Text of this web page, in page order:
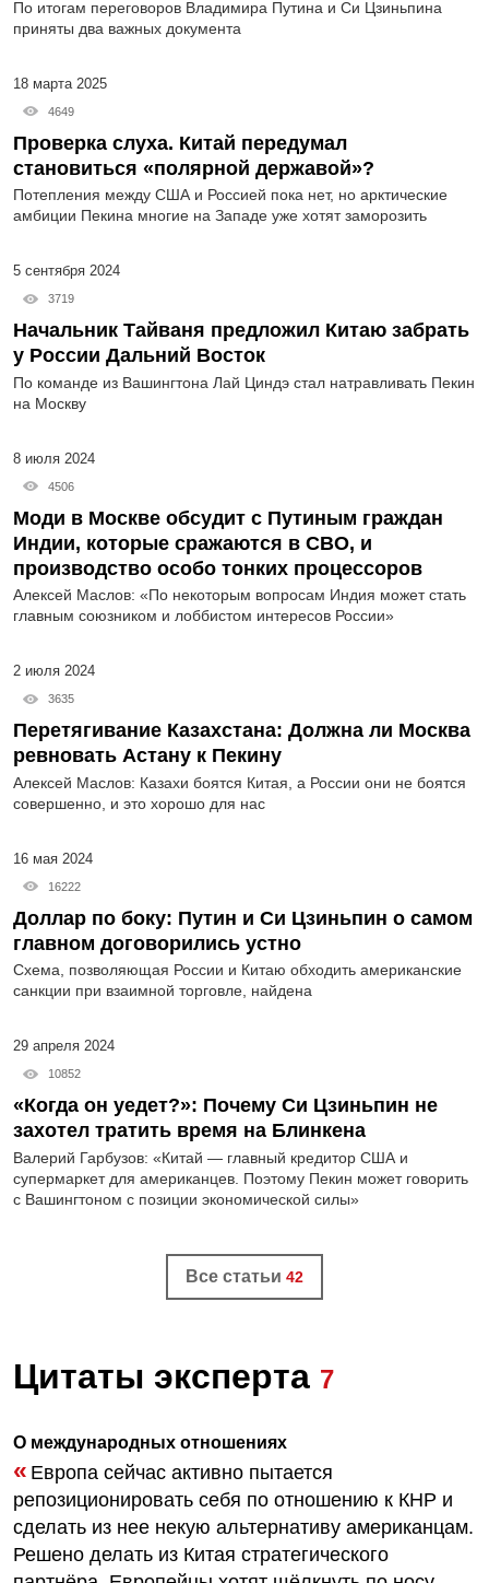
По итогам переговоров Владимира Путина и Си Цзиньпина
приняты два важных документа
18 марта 2025
4649
Проверка слуха. Китай передумал
становиться «полярной державой»?
Потепления между США и Россией пока нет, но арктические
амбиции Пекина многие на Западе уже хотят заморозить
5 сентября 2024
3719
Начальник Тайваня предложил Китаю забрать
у России Дальний Восток
По команде из Вашингтона Лай Циндэ стал натравливать Пекин
на Москву
8 июля 2024
4506
Моди в Москве обсудит с Путиным граждан
Индии, которые сражаются в СВО, и
производство особо тонких процессоров
Алексей Маслов: «По некоторым вопросам Индия может стать
главным союзником и лоббистом интересов России»
2 июля 2024
3635
Перетягивание Казахстана: Должна ли Москва
ревновать Астану к Пекину
Алексей Маслов: Казахи боятся Китая, а России они не боятся
совершенно, и это хорошо для нас
16 мая 2024
16222
Доллар по боку: Путин и Си Цзиньпин о самом
главном договорились устно
Схема, позволяющая России и Китаю обходить американские
санкции при взаимной торговле, найдена
29 апреля 2024
10852
«Когда он уедет?»: Почему Си Цзиньпин не
захотел тратить время на Блинкена
Валерий Гарбузов: «Китай — главный кредитор США и
супермаркет для американцев. Поэтому Пекин может говорить
с Вашингтоном с позиции экономической силы»
Все статьи 42
Цитаты эксперта 7
О международных отношениях
« Европа сейчас активно пытается
репозиционировать себя по отношению к КНР и
сделать из нее некую альтернативу американцам.
Решено делать из Китая стратегического